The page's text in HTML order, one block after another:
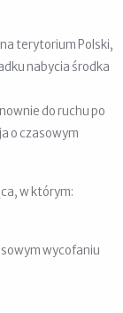
terytorium Polski,
nabycia środka
do ruchu po
o czasowym
w którym:
wycofaniu